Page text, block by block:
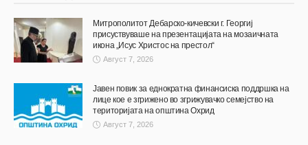
Митрополитот Дебарско-кичевски г. Георгиј
присуствуваше на презентацијата на мозаичната
икона „Исус Христос на престол“
Август 7, 2026
Јавен повик за еднократна финансиска поддршка на
лице кое е згрижено во згрижувачко семејство на
територијата на општина Охрид
Август 7, 2026